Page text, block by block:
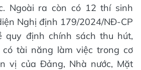
Ngoài ra còn có 12 thí sinh
Nghị định 179/2024/NĐ-CP
quy định chính sách thu hút,
tài năng làm việc trong cơ
vị của Đảng, Nhà nước, Mặt